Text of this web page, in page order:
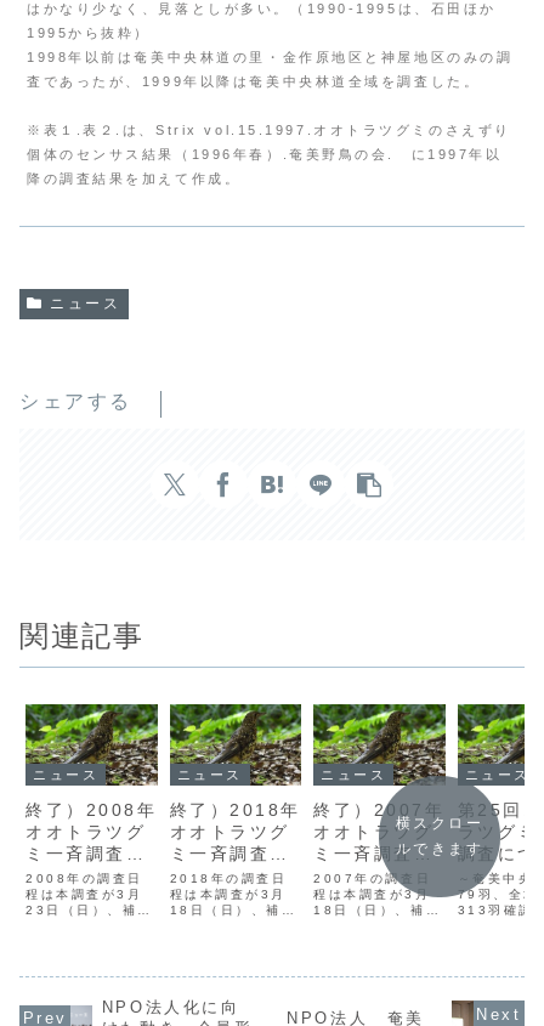
はかなり少なく、見落としが多い。（1990-1995は、石田ほか
1995から抜粋）
1998年以前は奄美中央林道の里・金作原地区と神屋地区のみの調
査であったが、1999年以降は奄美中央林道全域を調査した。
※表１.表２.は、Strix vol.15.1997.オオトラツグミのさえずり
個体のセンサス結果（1996年春）.奄美野鳥の会. に1997年以
降の調査結果を加えて作成。
ニュース
シェアする
関連記事
ニュース
終了）2008年
オオトラツグ
ミ一斉調査の
調査員募集開
始
2008年の調査日
程は本調査が3月
23日（日）、補足
回目の節目を迎え
る一般市民参加型
ニュース
終了）2018年
オオトラツグ
ミ一斉調査の
調査員募集開
始
2018年の調査日
程は本調査が3月
18日（日）、補足
決まりました。通
算25回目の節目と
ニュース
終了）2007年
オオトラツグ
ミ一斉調査の
調査員募集開
始
2007年の調査日
程は本調査が3月
18日（日）、補足
なオオトラツグミ
ニュース
第25回
ラツグミ
調査につ
～奄美中央
79羽、全域
313羽確認
のご協力の
めてきたオ
横スクロー
ルできます
NPO法人化に向
NPO法人 奄美